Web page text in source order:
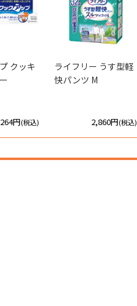
クッキ
264円(税込)
ライフリー うす型軽
快パンツ M
2,860円(税込)